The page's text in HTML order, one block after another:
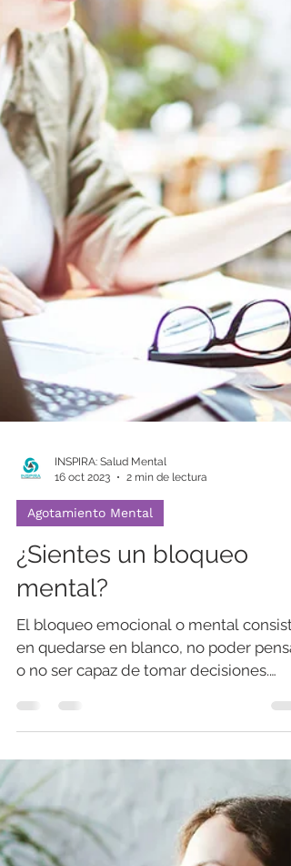
INSPIRA: Salud Mental
¿Sientes un bloqueo
mental?
o no ser capaz de tomar decisiones.
Accede para conocer más.